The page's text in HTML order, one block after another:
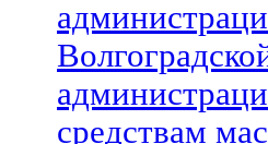
средствам